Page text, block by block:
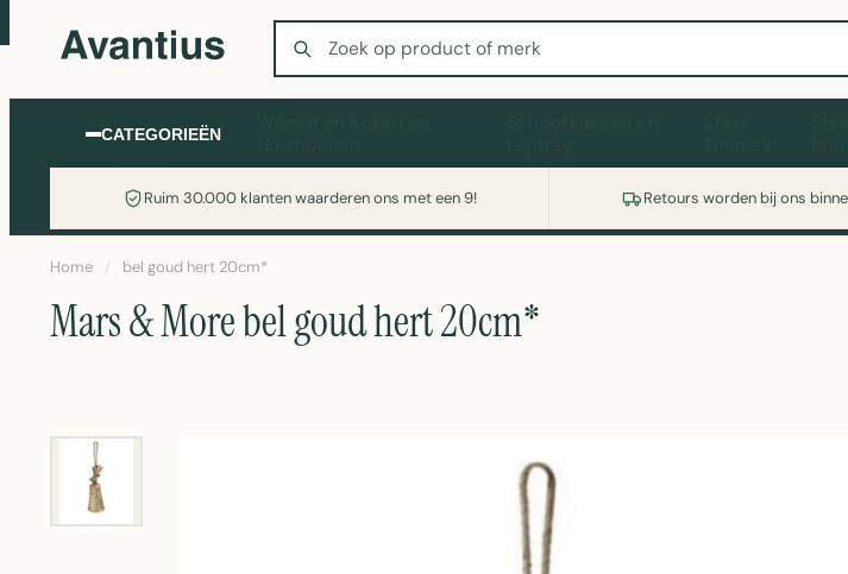
Zoeken
CATEGORIEËN
Ruim 30.000 klanten waarderen ons met een 9! Retours worden bij ons
Wasmachine of koelkast nodig? Vergelijk
Home / bel goud hert 20cm*
Mars & More bel goud hert 20cm*